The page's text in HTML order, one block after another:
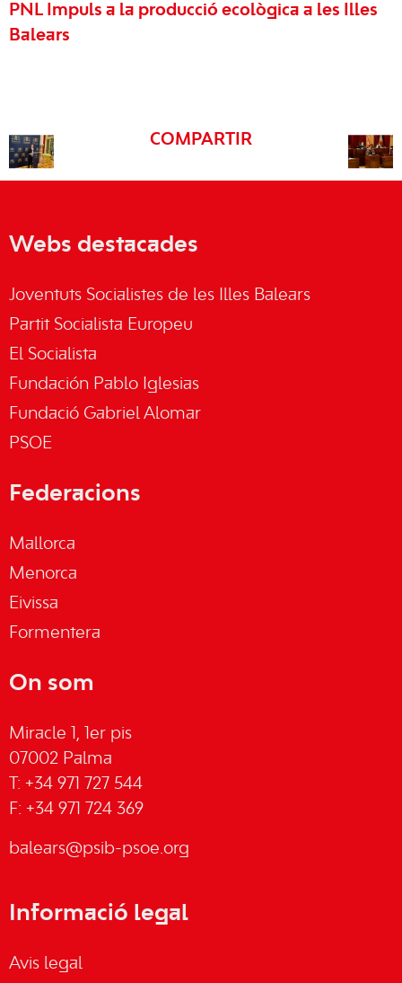
PNL Impuls a la producció ecològica a les Illes
Balears
COMPARTIR
Webs destacades
Joventuts Socialistes de les Illes Balears
Partit Socialista Europeu
El Socialista
Fundación Pablo Iglesias
Fundació Gabriel Alomar
PSOE
Federacions
Mallorca
Menorca
Eivissa
Formentera
On som
Miracle 1, 1er pis
07002 Palma
T: +34 971 727 544
F: +34 971 724 369
balears@psib-psoe.org
Informació legal
Avis legal